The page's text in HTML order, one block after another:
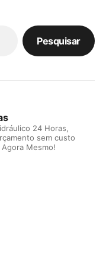
Pesquisar
24 Horas,
sem custo
Mesmo!